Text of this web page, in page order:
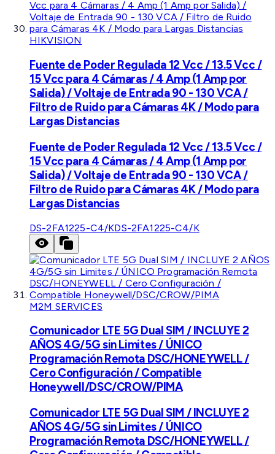
HIKVISION
Fuente de Poder Regulada 12 Vcc / 13.5 Vcc /
15 Vcc para 4 Cámaras / 4 Amp (1 Amp por
Salida) / Voltaje de Entrada 90 - 130 VCA /
Filtro de Ruido para Cámaras 4K / Modo para
Largas Distancias
Fuente de Poder Regulada 12 Vcc / 13.5 Vcc /
15 Vcc para 4 Cámaras / 4 Amp (1 Amp por
Salida) / Voltaje de Entrada 90 - 130 VCA /
Filtro de Ruido para Cámaras 4K / Modo para
Largas Distancias
DS-2FA1225-C4/KDS-2FA1225-C4/K
M2M SERVICES
Comunicador LTE 5G Dual SIM / INCLUYE 2
AÑOS 4G/5G sin Limites / ÚNICO
Programación Remota DSC/HONEYWELL /
Cero Configuración / Compatible
Honeywell/DSC/CROW/PIMA
Comunicador LTE 5G Dual SIM / INCLUYE 2
AÑOS 4G/5G sin Limites / ÚNICO
Programación Remota DSC/HONEYWELL /